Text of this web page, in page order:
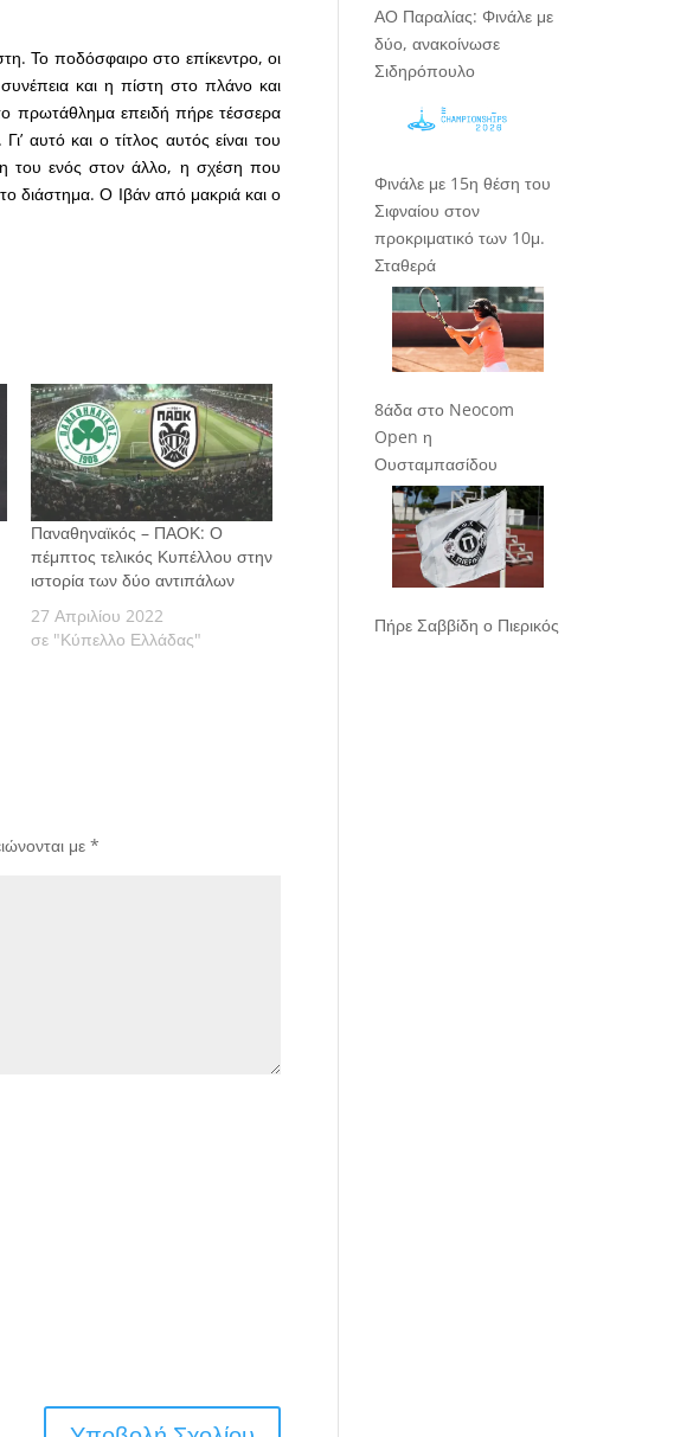
Το ποδόσφαιρο στο επίκεντρο, οι
και η πίστη στο πλάνο και
πρωτάθλημα επειδή πήρε τέσσερα
αυτό και ο τίτλος αυτός είναι του
του ενός στον άλλο, η σχέση που
διάστημα. Ο Ιβάν από μακριά και ο
Παναθηναϊκός – ΠΑΟΚ: Ο
πέμπτος τελικός Κυπέλλου στην
ιστορία των δύο αντιπάλων
27 Απριλίου 2022
σε "Κύπελλο Ελλάδας"
με *
ΑΟ Παραλίας: Φινάλε με
δύο, ανακοίνωσε
Σιδηρόπουλο
Φινάλε με 15η θέση του
Σιφναίου στον
προκριματικό των 10μ.
Σταθερά
8άδα στο Neocom
Open η
Ουσταμπασίδου
Πήρε Σαββίδη ο Πιερικός